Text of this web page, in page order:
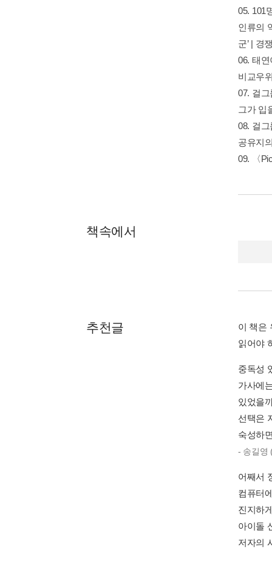
05. 101
인류의
군’ | 경
06. 태
비교우
07. 걸
그가 입
08. 걸
공유지
09. 〈
책속에서
2세대
걸스데
- 걸그
P. 82
걸그룹
가 없는
이득이
P. 107
지프의
가 나왔
면 가장